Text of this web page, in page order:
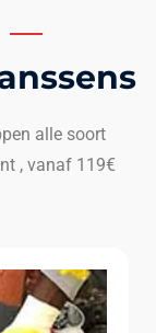
alle soort
, vanaf 119€